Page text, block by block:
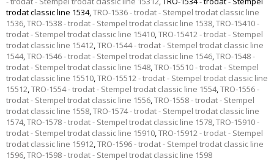
trodat classic line 1534,TRO-1536 - trodat - Stempel trodat classic line
1536,TRO-1538 - trodat - Stempel trodat classic line 1538,TRO-15410 -
trodat - Stempel trodat classic line 15410,TRO-15412 - trodat - Stempel
trodat classic line 15412,TRO-1544 - trodat - Stempel trodat classic line
1544,TRO-1546 - trodat - Stempel trodat classic line 1546,TRO-1548 -
trodat - Stempel trodat classic line 1548,TRO-15510 - trodat - Stempel
trodat classic line 15510,TRO-15512 - trodat - Stempel trodat classic line
15512,TRO-1554 - trodat - Stempel trodat classic line 1554,TRO-1556 -
trodat - Stempel trodat classic line 1556,TRO-1558 - trodat - Stempel
trodat classic line 1558,TRO-1574 - trodat - Stempel trodat classic line
1574,TRO-1578 - trodat - Stempel trodat classic line 1578,TRO-15910 -
trodat - Stempel trodat classic line 15910,TRO-15912 - trodat - Stempel
trodat classic line 15912,TRO-1596 - trodat - Stempel trodat classic line
1596,TRO-1598 - trodat - Stempel trodat classic line 1598